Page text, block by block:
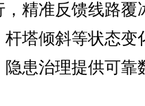
精准反馈线路覆
塔倾斜等状态变
患治理提供可靠